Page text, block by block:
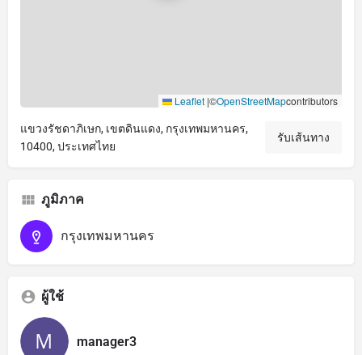
Leaflet |©OpenStreetMapcontributors
แขวงรัชดาภิเษก, เขตดินแดง, กรุงเทพมหานคร,
10400, ประเทศไทย
รับเส้นทาง
ภูมิภาค
กรุงเทพมหานคร
ผู้ใช้
manager3